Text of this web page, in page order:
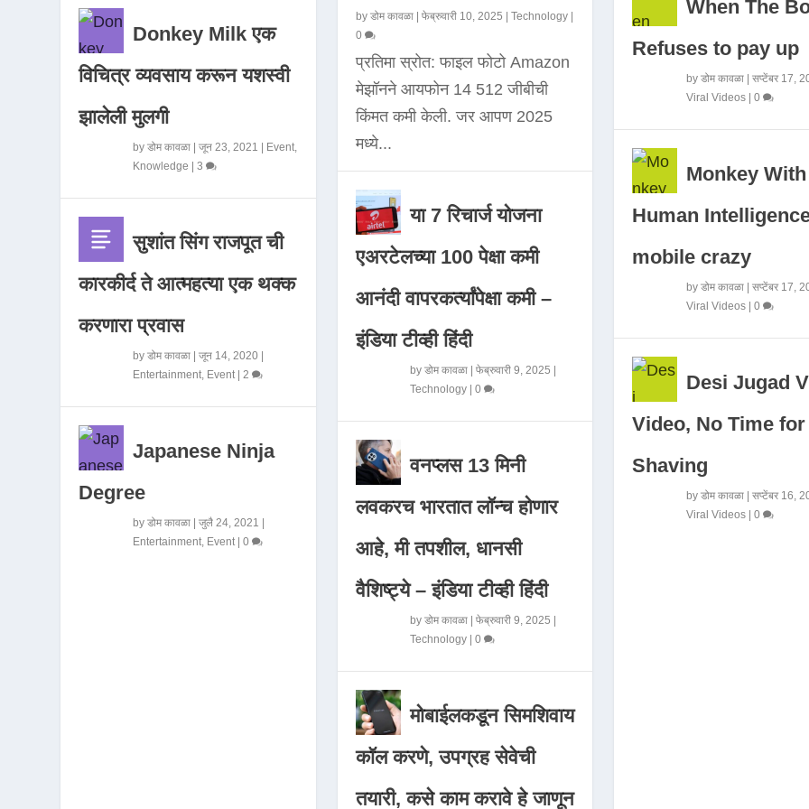
Donkey Milk एक
विचित्र व्यवसाय करून यशस्वी
झालेली मुलगी
byडोम कावळा |जून 23, 2021 | Event
Knowledge |3
सुशांत सिंग राजपूत ची
कारकीर्द ते आत्महत्या एक थक्क
करणारा प्रवास
byडोम कावळा |जून 14, 2020 |
Entertainment Event | 2
Japanese Ninja
Degree
byडोम कावळा |जुलै 24, 2021 |
Entertainment Event |0
by डोम कावळा| फेब्रुवारी 10, 2025 Technology|
0
प्रतिमा स्रोत: फाइल फोटो Amazon
मेझॉनने आयफोन 14 512 जीबीची
किंमत कमी केली. जर आपण 2025
मध्ये...
या 7 रिचार्ज योजना
एअरटेलच्या 100 पेक्षा कमी
आनंदी वापरकर्त्यांपेक्षा कमी –
इंडिया टीव्ही हिंदी
by डोम कावळा| फेब्रुवारी 9, 2025
Technology| 0
वनप्लस 13 मिनी
लवकरच भारतात लॉन्च होणार
आहे, मी तपशील, धानसी
वैशिष्ट्ये – इंडिया टीव्ही हिंदी
by डोम कावळा| फेब्रुवारी 9, 2025
Technology| 0
मोबाईलकडून सिमशिवाय
कॉल करणे, उपग्रह सेवेची
तयारी, कसे काम करावे हे जाणून
When The
Refuses to pay up
by डोम कावळा| सप्टेंबर 17,
Viral Videos| 0
Monkey With
Human
mobile crazy
by डोम कावळा| सप्टेंबर 17,
Viral Videos| 0
Desi Jugad
Video, No Time for
Shaving
by डोम कावळा| सप्टेंबर 16,
Viral Videos| 0